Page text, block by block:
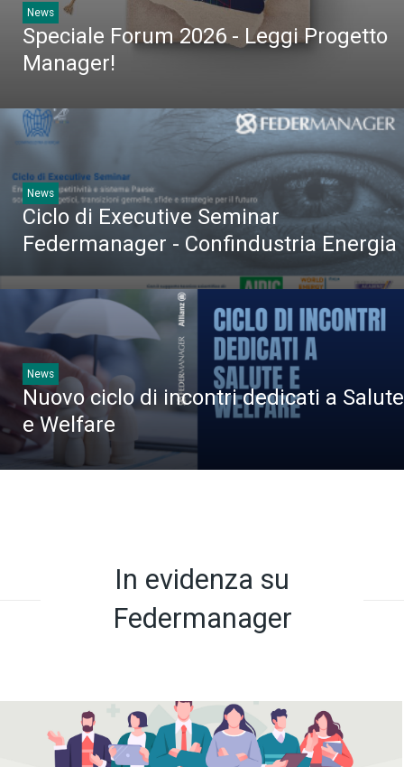
News
Speciale Forum 2026 - Leggi Progetto
Manager!
News
Ciclo di Executive Seminar
Federmanager - Confindustria Energia
News
Nuovo ciclo di incontri dedicati a Salute
e Welfare
In evidenza su
Federmanager